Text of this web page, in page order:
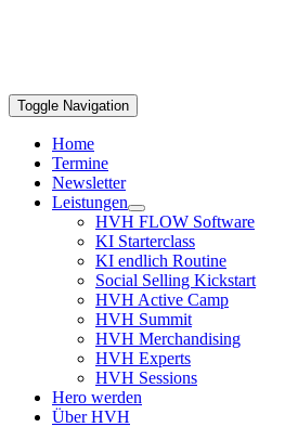
Toggle Navigation
Home
Termine
Newsletter
Leistungen
HVH FLOW Software
KI Starterclass
KI endlich Routine
Social Selling Kickstart
HVH Active Camp
HVH Summit
HVH Merchandising
HVH Experts
HVH Sessions
Hero werden
Über HVH